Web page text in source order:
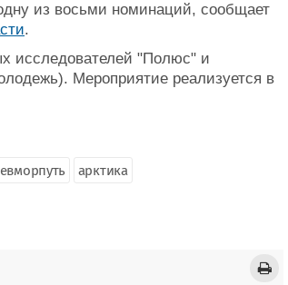
из восьми номинаций, сообщает
.
исследователей "Полюс" и
Мероприятие реализуется в
арктика